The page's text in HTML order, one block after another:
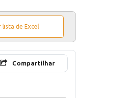
lista de Excel
Compartilhar